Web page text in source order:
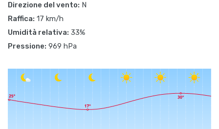
Direzione del vento: N
Raffica: 17 km/h
Umidità relativa: 33%
Pressione: 969 hPa